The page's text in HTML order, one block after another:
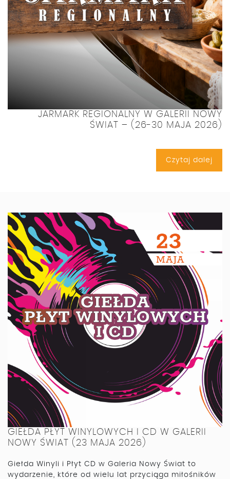
JARMARK REGIONALNY W GALERII NOWY
ŚWIAT – (26-30 MAJA 2026)
Czytaj dalej
GIEŁDA PŁYT WINYLOWYCH I CD W GALERII
NOWY ŚWIAT (23 MAJA 2026)
Giełda Winyli i Płyt CD w Galeria Nowy Świat to
wydarzenie, które od wielu lat przyciąga miłośników